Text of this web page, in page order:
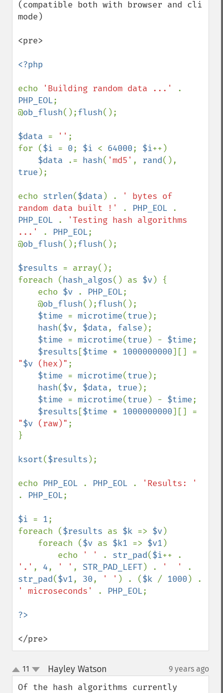
(compatible both with browser and cli
mode)
<pre>
<?php
echo 'Building random data ...'
PHP_EOL;
@ob_flush();flush();
$data = '' ;
for ($i = 0; $i < 64000; $i++)
$data
.= hash( 'md5' , rand
true );
echo strlen($data ) .
' bytes of
random data built !'
. PHP_EOL
PHP_EOL
.
'Testing hash algorithms
...'
. PHP_EOL;
@ob_flush();flush();
$results = array();
foreach (hash_algos() as $v) {
    echo
$v . PHP_EOL;
    @
ob_flush();flush();
$time = microtime(true );
hash($v, $data, false );
$time = microtime(true ) - $time;
$results [$time * 1000000000
"$v (hex)" ;
$time = microtime(true );
hash($v, $data, true );
$time = microtime(true ) - $time;
$results [$time * 1000000000
"$v (raw)" ;
}
ksort($results );
echo PHP_EOL . PHP_EOL .
. PHP_EOL;
$i = 1;
foreach ($results as $k => $v)
    foreach (
$v as $k1 => $v1 )
        echo
' ' . str_pad($i
'.' , 4, ' ' , STR_PAD_LEFT) . '  '
str_pad($v1, 30, ' ' ) . ($k / 1000
' microseconds'
. PHP_EOL;
</pre>
up
down
11 Hayley Watson 9 years ago
Of the hash algorithms currently